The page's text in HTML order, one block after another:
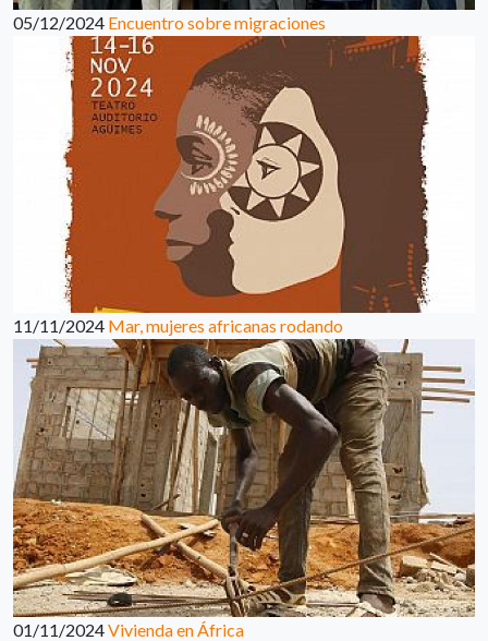
05/12/2024 Encuentro sobre migraciones
11/11/2024 Mar, mujeres africanas rodando
01/11/2024Vivienda en África